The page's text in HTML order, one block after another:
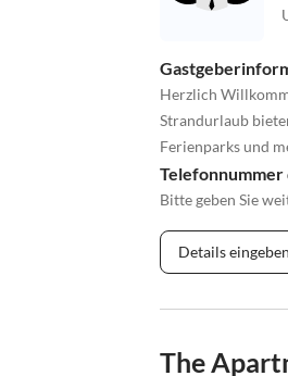
Herzlich
Strandurlaub
Ferienparks und
Telefonnummer
Bitte geben Sie
Details eingeben
The